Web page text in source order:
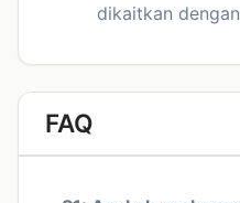
dikaitkan
FAQ